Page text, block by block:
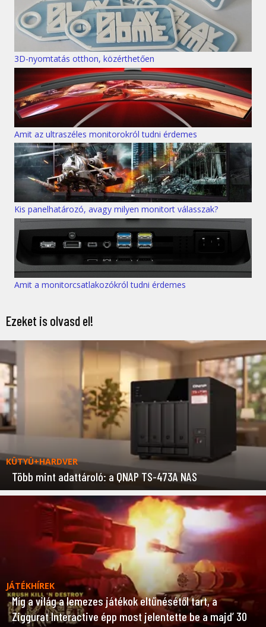
3D-nyomtatás otthon, közérthetően
Amit az ultraszéles monitorokról tudni érdemes
Kis panelhatározó, avagy milyen monitort válasszak?
Amit a monitorcsatlakozókról tudni érdemes
Ezeket is olvasd el!
KÜTYÜ+HARDVER
Több mint adattároló: a QNAP TS-473A NAS
JÁTÉKHÍREK
Míg a világ a lemezes játékok eltűnésétől tart, a
Ziggurat Interactive épp most jelentette be a majd’ 30